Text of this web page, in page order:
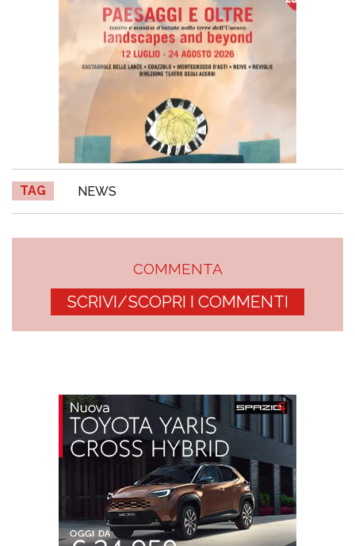
TAG NEWS
COMMENTA
SCRIVI/SCOPRI I COMMENTI